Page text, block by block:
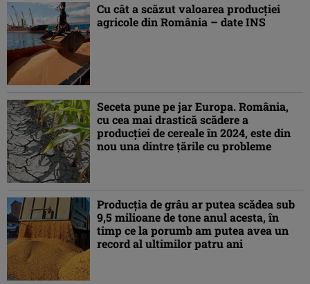
Cu cât a scăzut valoarea producției
agricole din România – date INS
Seceta pune pe jar Europa. România,
cu cea mai drastică scădere a
producției de cereale în 2024, este din
nou una dintre țările cu probleme
Producția de grâu ar putea scădea sub
9,5 milioane de tone anul acesta, în
timp ce la porumb am putea avea un
record al ultimilor patru ani